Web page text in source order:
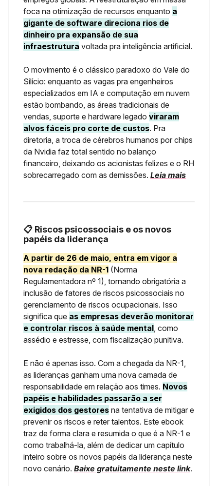
foca na otimização de recursos enquanto a
gigante de software direciona rios de
dinheiro pra expansão de sua
infraestrutura voltada pra inteligência artificial.
O movimento é o clássico paradoxo do Vale do
Silício: enquanto as vagas pra engenheiros
especializados em IA e computação em nuvem
estão bombando, as áreas tradicionais de
vendas, suporte e hardware legado viraram
alvos fáceis pro corte de custos. Pra
diretoria, a troca de cérebros humanos por chips
da Nvidia faz total sentido no balanço
financeiro, deixando os acionistas felizes e o RH
sobrecarregado com as demissões. Leia mais
📋 Riscos psicossociais e os novos
papéis da liderança
A partir de 26 de maio, entra em vigor a
nova redação da NR-1 (Norma
Regulamentadora nº 1), tornando obrigatória a
inclusão de fatores de riscos psicossociais no
gerenciamento de riscos ocupacionais. Isso
significa que as empresas deverão monitorar
e controlar riscos à saúde mental , como
assédio e estresse, com fiscalização punitiva.
E não é apenas isso. Com a chegada da NR-1,
as lideranças ganham uma nova camada de
responsabilidade em relação aos times. Novos
papéis e habilidades passarão a ser
exigidos dos gestores na tentativa de mitigar e
prevenir os riscos e reter talentos. Este ebook
traz de forma clara e resumida o que é a NR-1 e
como trabalhá-la, além de dedicar um capítulo
inteiro sobre os novos papéis da liderança neste
novo cenário. Baixe gratuitamente neste link.